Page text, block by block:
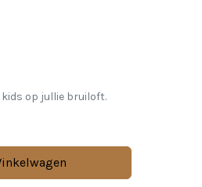
op jullie bruiloft.